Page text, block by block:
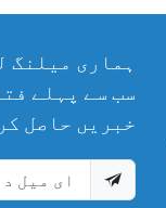
ہماری میلنگ
سب سے پہلے
خبریں حاصل